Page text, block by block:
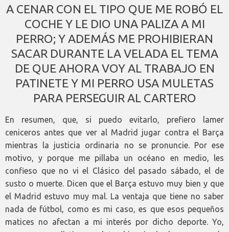
A CENAR CON EL TIPO QUE ME ROBÓ EL
COCHE Y LE DIO UNA PALIZA A MI
PERRO; Y ADEMÁS ME PROHIBIERAN
SACAR DURANTE LA VELADA EL TEMA
DE QUE AHORA VOY AL TRABAJO EN
PATINETE Y MI PERRO USA MULETAS
PARA PERSEGUIR AL CARTERO
En resumen, que, si puedo evitarlo, prefiero lamer
ceniceros antes que ver al Madrid jugar contra el Barça
mientras la justicia ordinaria no se pronuncie. Por ese
motivo, y porque me pillaba un océano en medio, les
confieso que no vi el Clásico del pasado sábado, el de
susto o muerte. Dicen que el Barça estuvo muy bien y que
el Madrid estuvo muy mal. La ventaja que tiene no saber
nada de fútbol, como es mi caso, es que esos pequeños
matices no afectan a mi interés por dicho deporte. Yo,